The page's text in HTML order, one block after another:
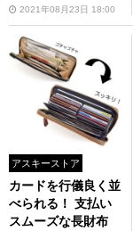
t」が1万4080円（8
月下旬発売）
2021年08月23日 18:00
アスキーストア
カードを行儀良く並
べられる！ 支払い
スムーズな長財布